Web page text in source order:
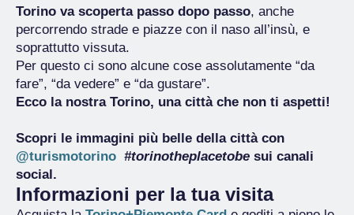
Torino va scoperta passo dopo passo, anche
percorrendo strade e piazze con il naso all’insù, e
soprattutto vissuta.
Per questo ci sono alcune cose assolutamente “da
fare”, “da vedere” e “da gustare”.
Ecco la nostra Torino, una città che non ti aspetti!
Scopri le immagini più belle della città con
@turismotorino #torinotheplacetobe sui canali
social.
Informazioni per la tua visita